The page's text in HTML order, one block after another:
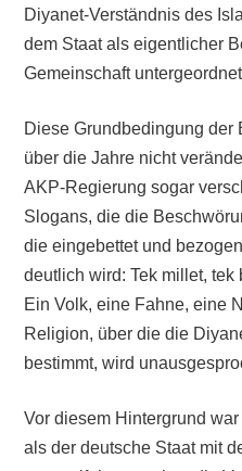
Diyanet-Verständnis des
dem Staat als eigentlicher
Gemeinschaft
Diese Grundbedingung der
über die Jahre nicht
AKP-Regierung sogar
Slogans, die die
die eingebettet und
deutlich wird: Tek millet, tek
Ein Volk, eine Fahne, eine
Religion, über die die
bestimmt, wird
Vor diesem Hintergrund
als der deutsche Staat mit